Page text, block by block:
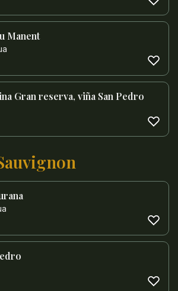
Manent
Gran reserva, viña San Pedro